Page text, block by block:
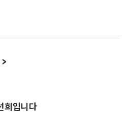
희입니다